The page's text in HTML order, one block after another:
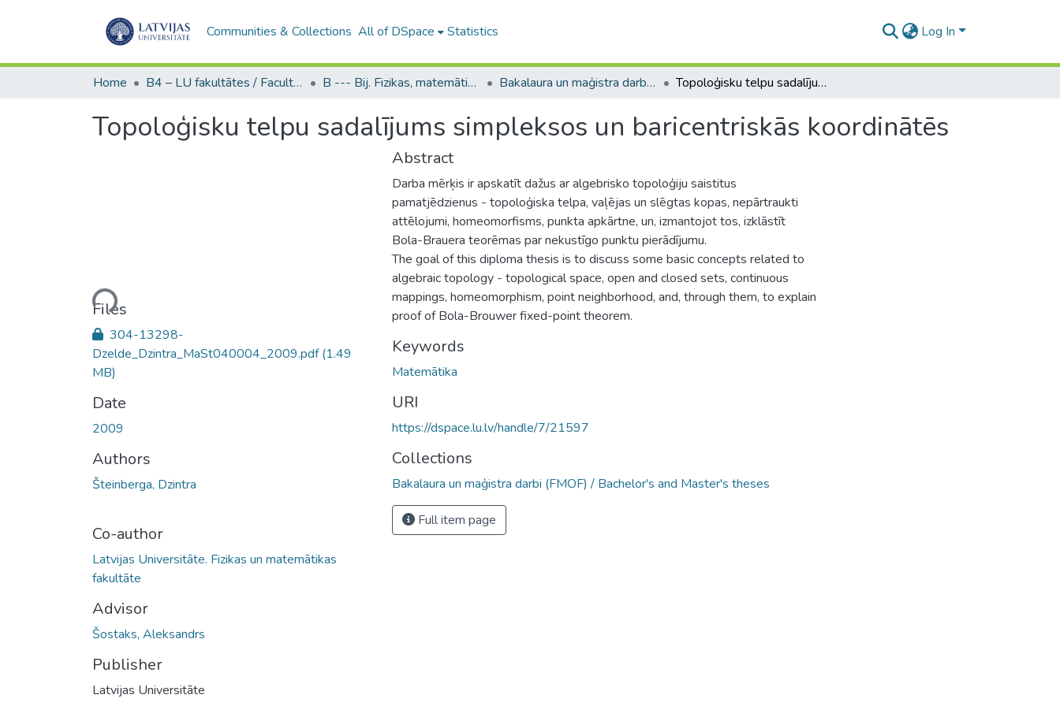
Communities & Collections All of DSpace Statistics Log In
Home B4 – LU fakultātes / Faculties of the UL B --- Bij. Fizikas, matemātikas un optometrijas fakultātes studentu noslēguma darbi / Faculty of Physics, Mathematics and Optometry - Graduate works Bakalaura un maģistra darbi (FMOF) / Bachelor's and Master's theses Topoloģisku telpu sadalījums simpleksos un baricentriskās koordinātēs
Topoloģisku telpu sadalījums simpleksos un baricentriskās koordinātēs
Loading...
Files
304-13298-
Dzelde_Dzintra_MaSt040004_2009.pdf(1.49
MB)
Date
2009
Authors
Šteinberga, Dzintra
Co-author
Latvijas Universitāte. Fizikas un matemātikas
fakultāte
Advisor
Šostaks, Aleksandrs
Publisher
Latvijas Universitāte
Abstract
Darba mērķis ir apskatīt dažus ar algebrisko topoloģiju saistitus
pamatjēdzienus - topoloģiska telpa, vaļējas un slēgtas kopas, nepārtraukti
attēlojumi, homeomorfisms, punkta apkārtne, un, izmantojot tos, izklāstīt
Bola-Brauera teorēmas par nekustīgo punktu pierādījumu.
The goal of this diploma thesis is to discuss some basic concepts related to
algebraic topology - topological space, open and closed sets, continuous
mappings, homeomorphism, point neighborhood, and, through them, to explain
proof of Bola-Brouwer fixed-point theorem.
Keywords
Matemātika
URI
https://dspace.lu.lv/handle/7/21597
Collections
Bakalaura un maģistra darbi (FMOF) / Bachelor's and Master's theses
Full item page